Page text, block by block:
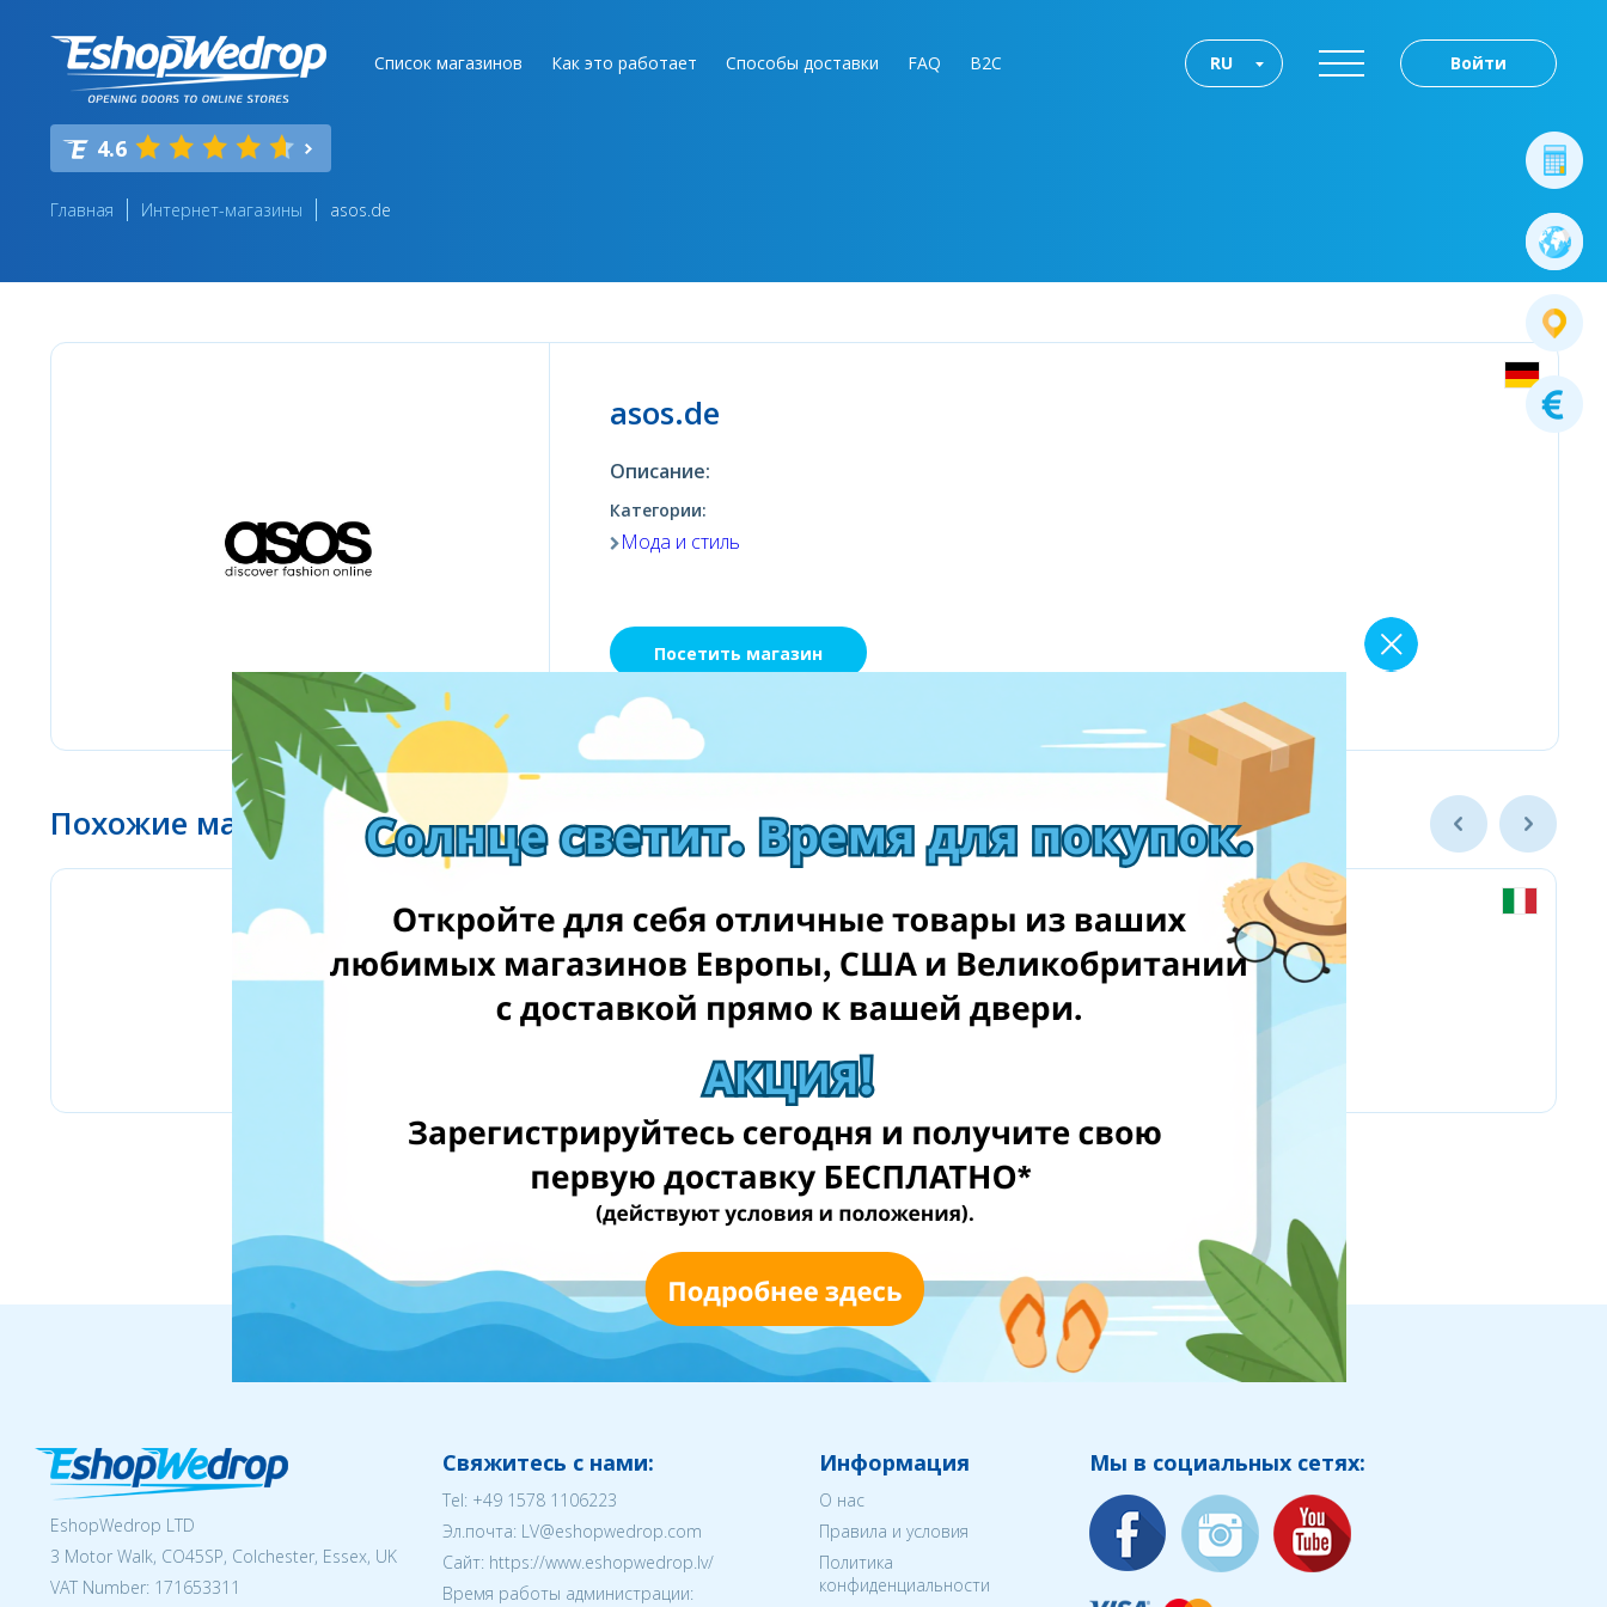
Список магазинов Как это работает Способы доставки FAQ B2C Войти
RU
4.6
Главная Интернет-магазины asos.de
asos.de
Описание:
Категории:
Мода и стиль
Посетить магазин
Похожие магазины
EshopWedrop LTD
3 Motor Walk, CO45SP, Colchester, Essex, UK
VAT Number: 171653311
Свяжитесь с нами:
Tel: +49 1578 1106223
Эл.почта: LV@eshopwedrop.com
Cайт: https://www.eshopwedrop.lv/
Время работы администрации:
Информация
О нас
Правила и условия
Политика
конфиденциальности
Мы в социальных сетях: